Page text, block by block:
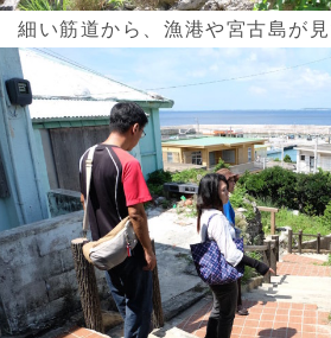
細い筋道から、漁港や宮古島が見